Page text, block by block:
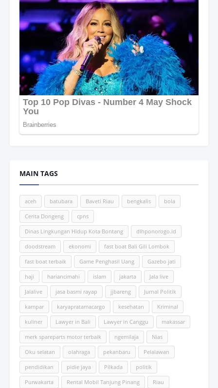
MAIN TAGS
aceh batubara Baveti Riau bengkalis bola
Cerita Dongeng cpns
Dinas Lingkungan Hidup Kota Bontang dlhponorogo.id
doodstream ekonomi fast boat Bali Gili Lombok
fast boat terbaik Game Penghasil Uang Gazebo jati
haji hariancimahi islam jakarta Jala live
Jalalive jasa basmi rayap jjbareng Jurnal Politik
kampar karyapratamacargo kesehatan Kriminal
kuliner Lawyer in Bali Lawyer in Canggu makassar
merk spareparts motor terbaik ngemilaja Nias
Oku selatan olahraga pekanbaru Pelalawan
pendidikan pidie jaya Pilkada politik
Purwakarta Rental Mobil Tanjung Pinang Riau